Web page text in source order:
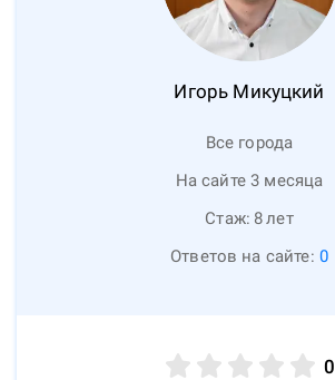
Игорь Микуцкий
Все города
На сайте 3 месяца
Стаж: 8лет
Ответов на сайте: 0
0